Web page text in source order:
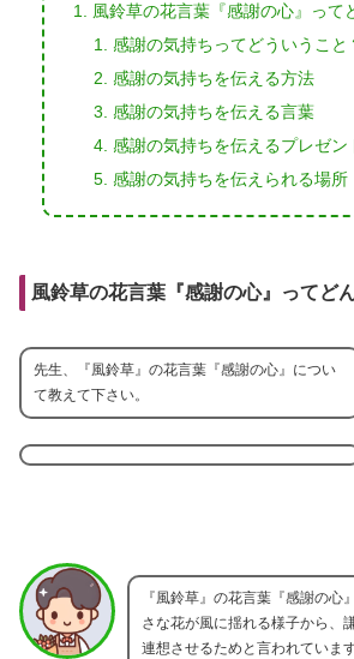
風鈴草の花言葉『感謝の心』って
感謝の気持ちってどういうこと
感謝の気持ちを伝える方法
感謝の気持ちを伝える言葉
感謝の気持ちを伝えるプレゼン
感謝の気持ちを伝えられる場所
風鈴草の花言葉『感謝の心』ってど
先生、『風鈴草』の花言葉『感謝の心』につい
て教えて下さい。
『風鈴草』の花言葉『感謝の心
さな花が風に揺れる様子から、
連想させるためと言われています